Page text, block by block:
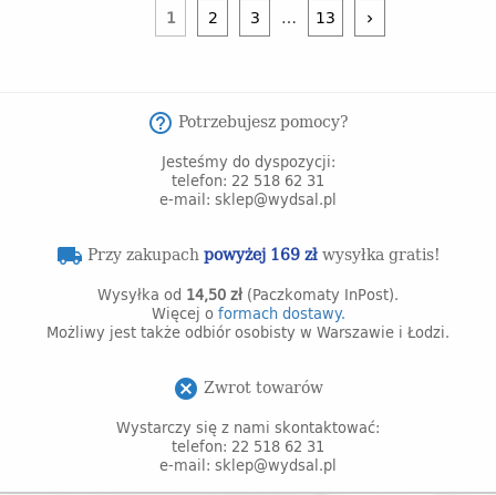
1 2 3 … 13 keyboard_arrow_right
help_outline Potrzebujesz pomocy?
Jesteśmy do dyspozycji:
telefon: 22 518 62 31
e-mail: sklep@wydsal.pl
local_shipping Przy zakupachpowyżej 169 złwysyłka gratis!
Wysyłka od 14,50 zł (Paczkomaty InPost).
Więcej o formach dostawy.
Możliwy jest także odbiór osobisty w Warszawie i Łodzi.
cancel Zwrot towarów
Wystarczy się z nami skontaktować:
telefon: 22 518 62 31
e-mail: sklep@wydsal.pl